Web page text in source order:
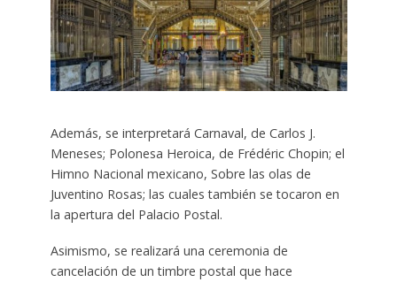
Además, se interpretará Carnaval, de Carlos J.
Meneses; Polonesa Heroica, de Frédéric Chopin; el
Himno Nacional mexicano, Sobre las olas de
Juventino Rosas; las cuales también se tocaron en
la apertura del Palacio Postal.
Asimismo, se realizará una ceremonia de
cancelación de un timbre postal que hace